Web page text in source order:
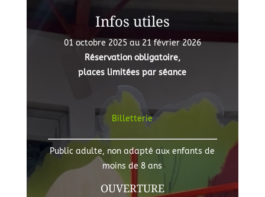
Infos utiles
01 octobre 2025 au 21 février 2026
Réservation obligatoire,
places limitées par séance
Billetterie
Public adulte, non adapté aux enfants de
moins de 8 ans
OUVERTURE